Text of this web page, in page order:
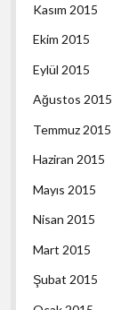
Kasım 2015
Ekim 2015
Eylül 2015
Ağustos 2015
Temmuz 2015
Haziran 2015
Mayıs 2015
Nisan 2015
Mart 2015
Şubat 2015